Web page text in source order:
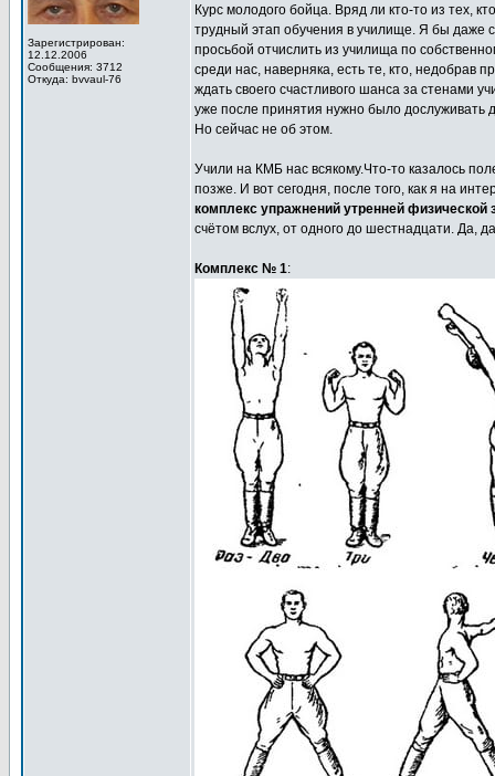
Зарегистрирован:
12.12.2006
Сообщения: 3712
Откуда: bvvaul-76
Курс молодого бойца. Вряд ли кто-то из тех,
трудный этап обучения в училище. Я бы даже
просьбой отчислить из училища по
среди нас, наверняка, есть те, кто, недобрав
ждать своего счастливого шанса за стенами
уже после принятия нужно было дослуживать
Но сейчас не об этом.
Учили на КМБ нас всякому.Что-то казалось
позже. И вот сегодня, после того, как я на
комплекс упражнений утренней физической
счётом вслух, от одного до шестнадцати. Да,
Комплекс № 1: